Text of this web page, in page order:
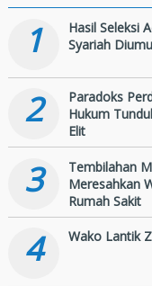
1
Hasil Seleksi
Syariah
2
Paradoks
Hukum
Elit
3
Tembilahan
Meresahkan
Rumah Sakit
4 Wako Lantik